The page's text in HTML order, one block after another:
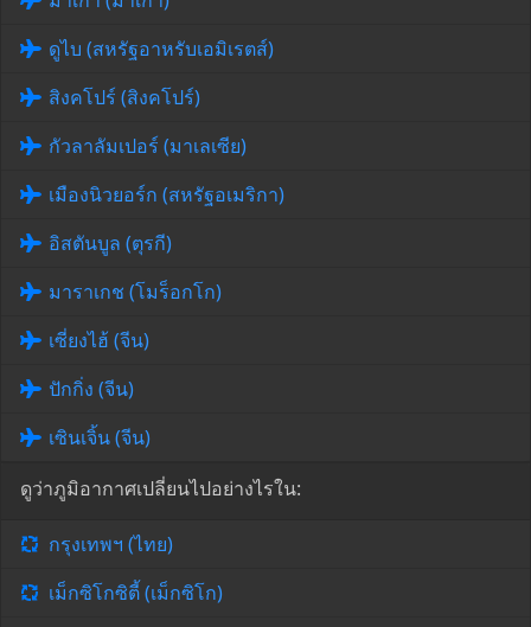
ดูไบ (สหรัฐอาหรับเอมิเรตส์)
สิงคโปร์ (สิงคโปร์)
กัวลาลัมเปอร์ (มาเลเซีย)
เมืองนิวยอร์ก (สหรัฐอเมริกา)
อิสตันบูล (ตุรกี)
มาราเกช (โมร็อกโก)
เซี่ยงไฮ้ (จีน)
ปักกิ่ง (จีน)
เซินเจิ้น (จีน)
ดูว่าภูมิอากาศเปลี่ยนไปอย่างไรใน:
กรุงเทพฯ (ไทย)
เม็กซิโกซิตี้ (เม็กซิโก)